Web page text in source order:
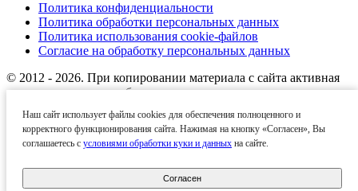
Наш сайт использует файлы cookies для обеспечения полноценного и
корректного функционирования сайта. Нажимая на кнопку «Согласен», Вы
соглашаетесь с условиями обработки куки и данных на сайте.
Согласен
Политика конфиденциальности
Политика обработки персональных данных
Политика использования cookie-файлов
Согласие на обработку персональных данных
© 2012 - 2026. При копировании материала с сайта активная
ссылка на источник обязательна.
Названия производителей, компаний и товарные знаки
используются на сайте исключительно в информационных
(справочных) целях. Все товарные знаки и фирменные